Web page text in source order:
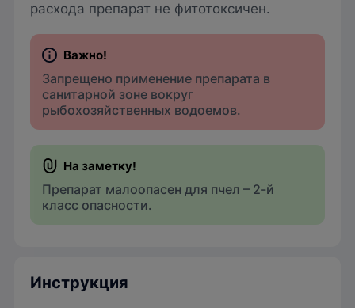
расхода препарат не фитотоксичен.
Запрещено применение препарата в
санитарной зоне вокруг
рыбохозяйственных водоемов.
Препарат малоопасен для пчел – 2-й
класс опасности.
Инструкция